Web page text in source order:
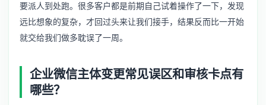
要派人到处跑。很多客户都是前期自己试着操作了一下，发现
远比想象的复杂，才回过头来让我们接手，结果反而比一开始
就交给我们做多耽误了一周。
企业微信主体变更常见误区和审核卡点有
哪些？